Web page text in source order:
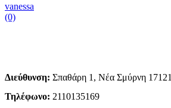
vanessa
(0)
Διεύθυνση: Σπαθάρη 1, Νέα Σμύρνη 17121
Τηλέφωνο: 2110135169